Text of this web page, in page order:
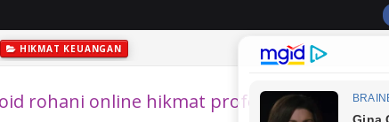
HIKMAT KEUANGAN
rohani online hikmat profetik akhir zaman